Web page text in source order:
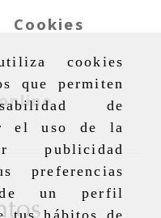
cookies
que permiten
de
el uso de la
publicidad
preferencias
un perfil
Cookies